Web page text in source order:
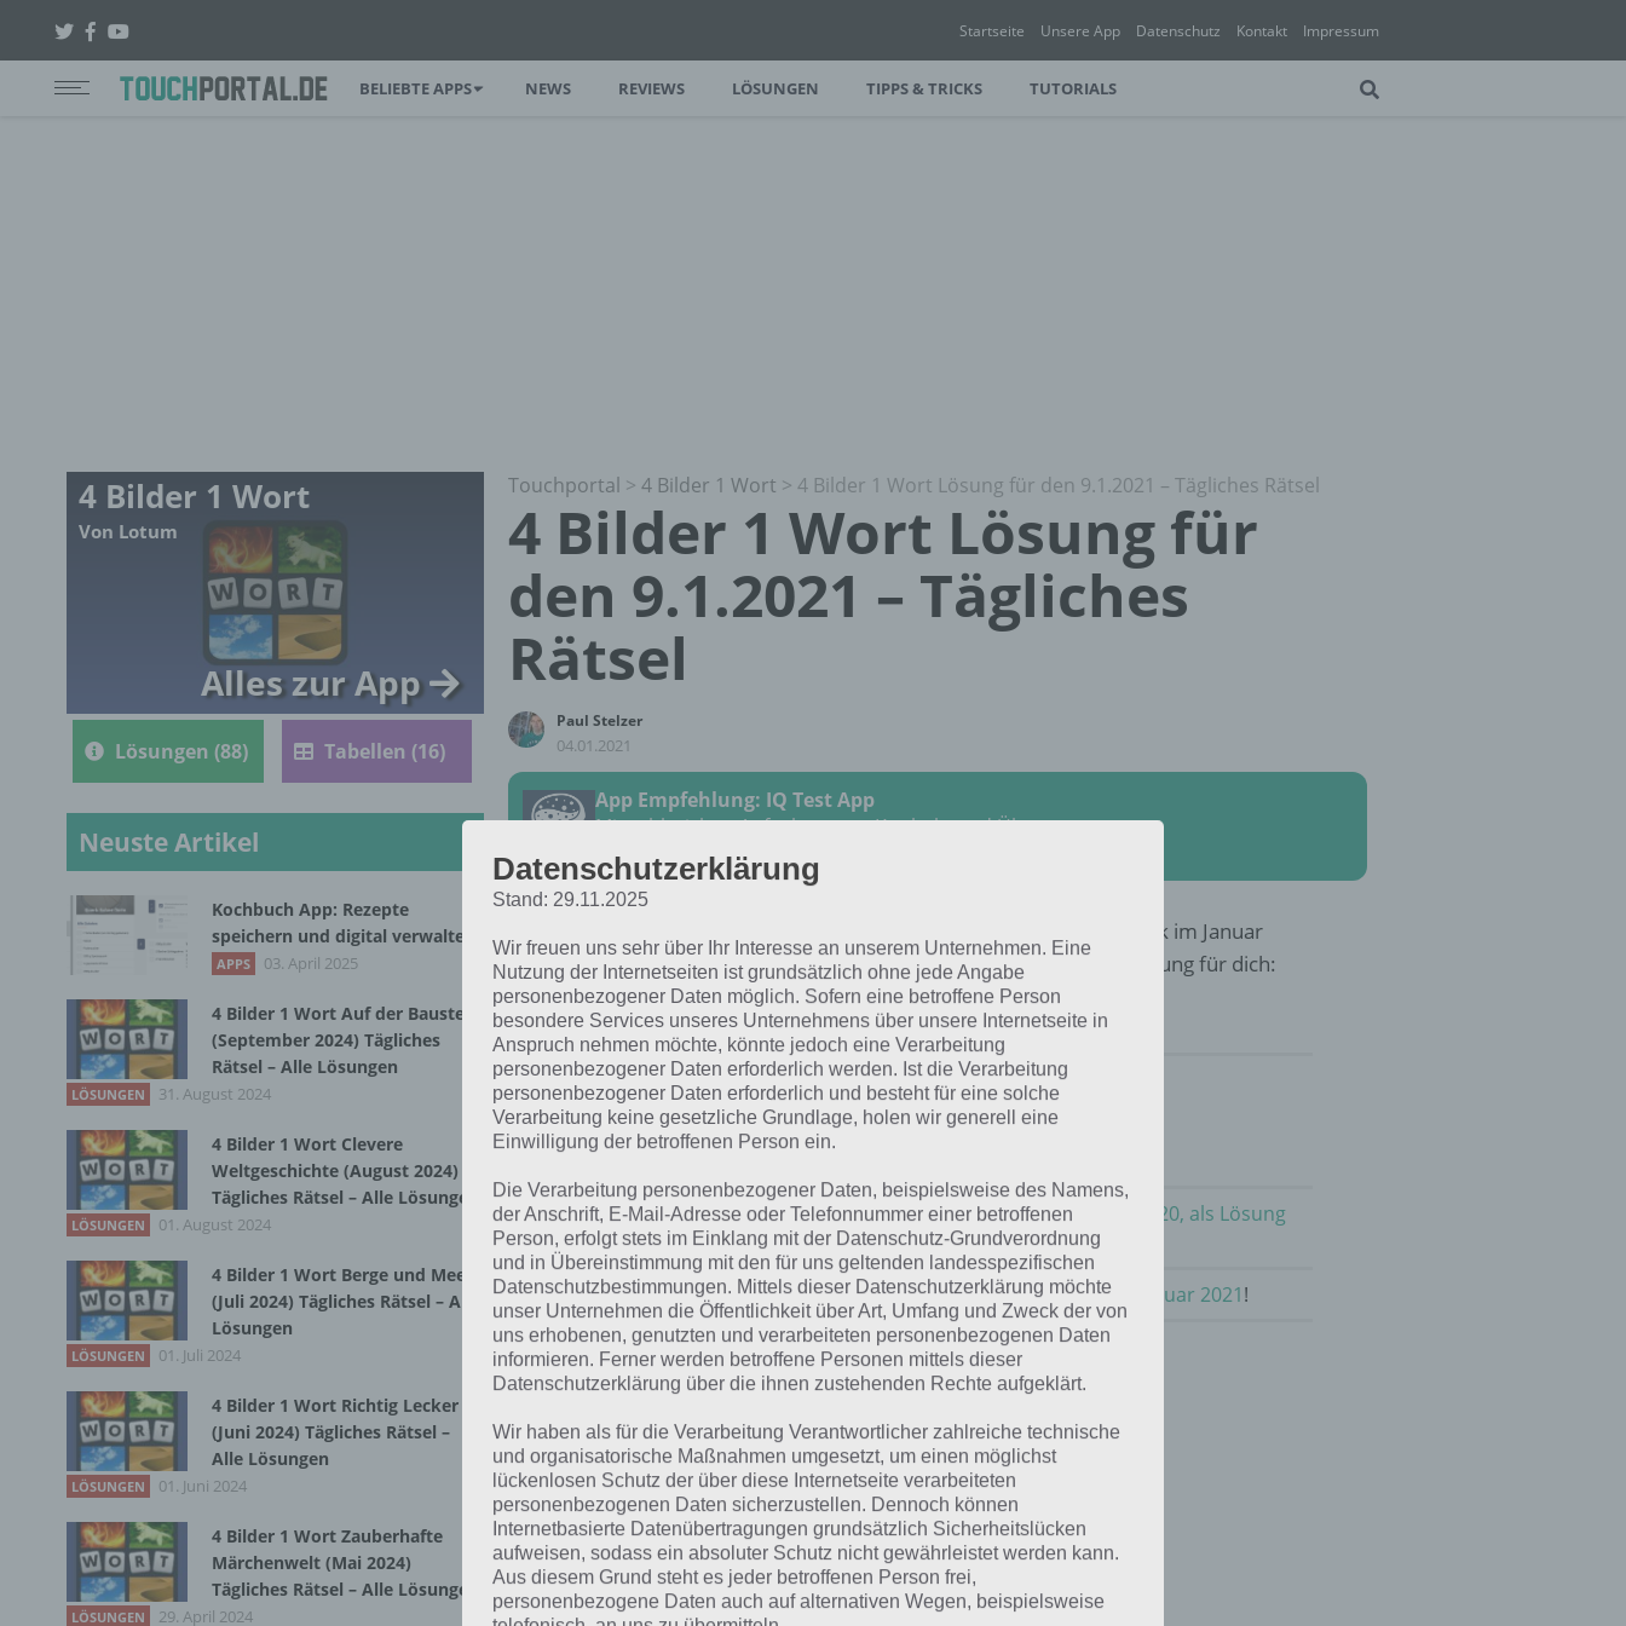
Startseite Unsere App Datenschutz Kontakt Impressum
BELIEBTE APPS NEWS REVIEWS LÖSUNGEN TIPPS & TRICKS TUTORIALS
Touchportal > 4 Bilder 1 Wort > 4 Bilder 1 Wort Lösung für den 9.1.2021 – Tägliches Rätsel
4 Bilder 1 Wort Lösung für
den 9.1.2021 – Tägliches
Rätsel
Paul Stelzer
04.01.2021
App Empfehlung: IQ Test App
Mit zahlreichen Aufgaben zum Knobeln und Üben
JETZT KOSTENLOS HERUNTERLADEN
Die Lösung für das tägliche Rätsel vom 9.1.2021 zu Die Welt der Musik im Januar
2021 in 4 Bilder 1 Wort. Wenn du dort aktuell feststeckst, hier die Lösung für dich:
SAXOPHON
Du suchst eine andere Lösung?
Rätsel aus dem Jahr 2020: Schau mal, was vor einem Jahr, am 9.1.2020, als Lösung
gesucht war
Zur Übersicht:4 Bilder 1 Wort Lösungen zu Die Welt der Musik im Januar 2021!
4 Bilder 1 Wort
Von Lotum
Alles zur App
Lösungen (88) Tabellen (16)
Neuste Artikel
Kochbuch App: Rezepte
speichern und digital verwalten
APPS 03. April 2025
4 Bilder 1 Wort Auf der Baustelle
(September 2024) Tägliches
Rätsel – Alle Lösungen
LÖSUNGEN 31. August 2024
4 Bilder 1 Wort Clevere
Weltgeschichte (August 2024)
Tägliches Rätsel – Alle Lösungen
LÖSUNGEN 01. August 2024
4 Bilder 1 Wort Berge und Meer
(Juli 2024) Tägliches Rätsel – Alle
Lösungen
LÖSUNGEN 01. Juli 2024
4 Bilder 1 Wort Richtig Lecker
(Juni 2024) Tägliches Rätsel –
Alle Lösungen
LÖSUNGEN 01. Juni 2024
4 Bilder 1 Wort Zauberhafte
Märchenwelt (Mai 2024)
Tägliches Rätsel – Alle Lösungen
LÖSUNGEN 29. April 2024
Datenschutzerklärung
Stand: 29.11.2025
Wir freuen uns sehr über Ihr Interesse an unserem Unternehmen. Eine
Nutzung der Internetseiten ist grundsätzlich ohne jede Angabe
personenbezogener Daten möglich. Sofern eine betroffene Person
besondere Services unseres Unternehmens über unsere Internetseite in
Anspruch nehmen möchte, könnte jedoch eine Verarbeitung
personenbezogener Daten erforderlich werden. Ist die Verarbeitung
personenbezogener Daten erforderlich und besteht für eine solche
Verarbeitung keine gesetzliche Grundlage, holen wir generell eine
Einwilligung der betroffenen Person ein.
Die Verarbeitung personenbezogener Daten, beispielsweise des Namens,
der Anschrift, E-Mail-Adresse oder Telefonnummer einer betroffenen
Person, erfolgt stets im Einklang mit der Datenschutz-Grundverordnung
und in Übereinstimmung mit den für uns geltenden landesspezifischen
Datenschutzbestimmungen. Mittels dieser Datenschutzerklärung möchte
unser Unternehmen die Öffentlichkeit über Art, Umfang und Zweck der von
uns erhobenen, genutzten und verarbeiteten personenbezogenen Daten
informieren. Ferner werden betroffene Personen mittels dieser
Datenschutzerklärung über die ihnen zustehenden Rechte aufgeklärt.
Wir haben als für die Verarbeitung Verantwortlicher zahlreiche technische
und organisatorische Maßnahmen umgesetzt, um einen möglichst
lückenlosen Schutz der über diese Internetseite verarbeiteten
personenbezogenen Daten sicherzustellen. Dennoch können
Internetbasierte Datenübertragungen grundsätzlich Sicherheitslücken
aufweisen, sodass ein absoluter Schutz nicht gewährleistet werden kann.
Aus diesem Grund steht es jeder betroffenen Person frei,
personenbezogene Daten auch auf alternativen Wegen, beispielsweise